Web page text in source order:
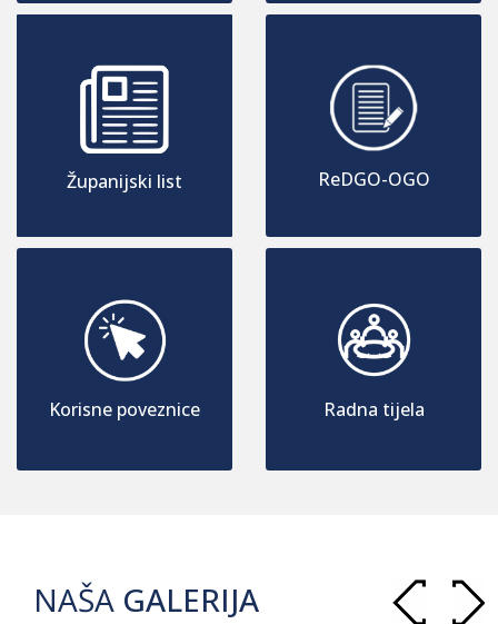
Županijski list
Korisne poveznice
ReDGO-OGO
Radna tijela
NAŠA GALERIJA